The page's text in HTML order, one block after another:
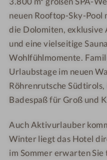
neuen Rooftop-Sky-
die Dolomiten,
und eine vielseitige
Wohlfühlmomente.
Urlaubstage im neuen
Röhrenrutsche
Badespaß für Groß und
Auch Aktivurlauber
Winter liegt das Hotel
im Sommer erwarten